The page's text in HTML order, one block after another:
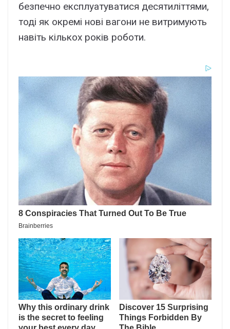
безпечно експлуатуватися десятиліттями,
тоді як окремі нові вагони не витримують
навіть кількох років роботи.